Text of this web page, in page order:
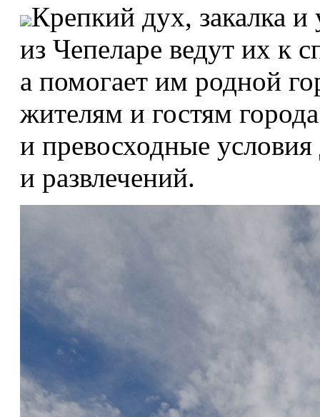
Крепкий дух, закалка и
из Чепеларе ведут их к
а помогает им родной
жителям и гостям
и превосходные
и развлечений.